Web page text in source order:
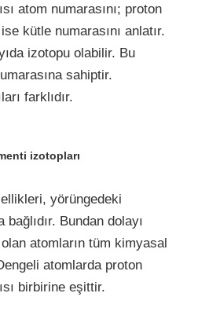
atom numarasını; proton
kütle numarasını anlatır.
izotopu olabilir. Bu
sahiptir.
farklıdır.
izotopları
yörüngedeki
Bundan dolayı
atomların tüm kimyasal
atomlarda proton
birbirine eşittir.